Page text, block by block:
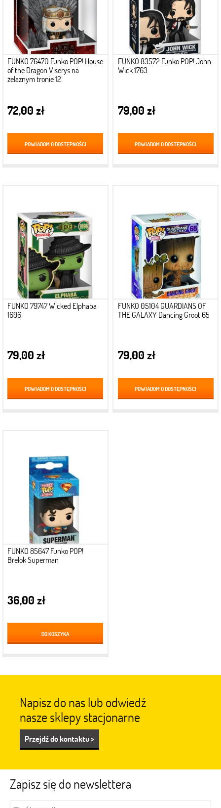
FUNKO 76470 Funko POP! House
of the Dragon Viserys na
żelaznym tronie 12
72,00 zł
POWIADOM O DOSTĘPNOŚCI
FUNKO 83572 Funko POP! John
Wick 1763
79,00 zł
POWIADOM O DOSTĘPNOŚCI
FUNKO 79747 Wicked Elphaba
1696
79,00 zł
POWIADOM O DOSTĘPNOŚCI
FUNKO 05104 GUARDIANS OF
THE GALAXY Dancing Groot 65
79,00 zł
POWIADOM O DOSTĘPNOŚCI
FUNKO 85647 Funko POP!
Brelok Superman
36,00 zł
DO KOSZYKA
Napisz do nas lub odwiedź
nasze sklepy stacjonarne
Przejdź do kontaktu >
Zapisz się do newslettera